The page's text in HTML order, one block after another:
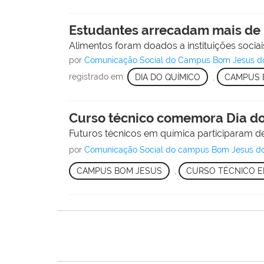
Estudantes arrecadam mais
Alimentos foram doados a instituições
porComunicação Social do Campus Bom Jesus
registrado em:
DIA DO QUÍMICO CAMPUS
Curso técnico comemora Dia
Futuros técnicos em química participaram
porComunicação Social do campus Bom Jesus
CAMPUS BOM JESUS CURSO TÉCNICO